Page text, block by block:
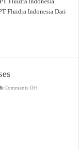
Fluidra Indonesia Dari
Comments Offon